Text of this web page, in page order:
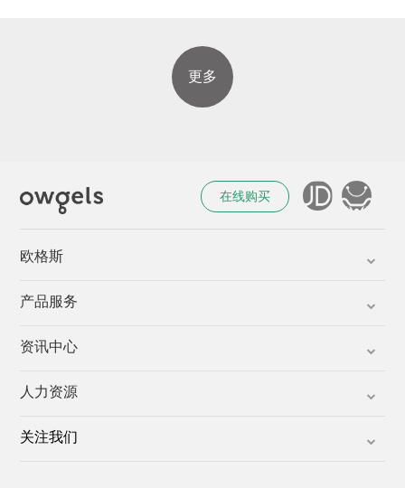
更多
在线购买
欧格斯
产品服务
资讯中心
人力资源
关注我们